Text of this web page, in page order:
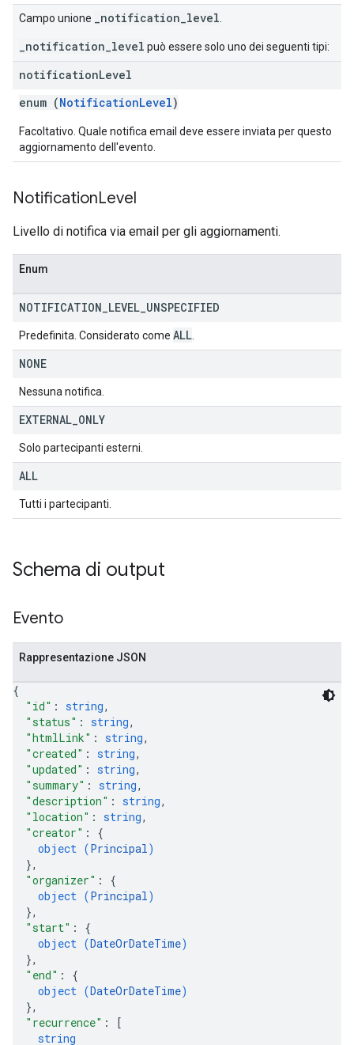
Campo unione _notification_level
_notification_level può essere solo uno dei seguenti tipi:
notificationLevel
enum (NotificationLevel)
Facoltativo. Quale notifica email deve essere inviata per questo
aggiornamento dell'evento.
NotificationLevel
Livello di notifica via email per gli aggiornamenti.
Enum
NOTIFICATION LEVEL UNSPECIFIED
Predefinita. Considerato come ALL
NONE
Nessuna notifica.
EXTERNAL ONLY
Solo partecipanti esterni.
ALL
Tutti i partecipanti.
Schema di output
Evento
Rappresentazione JSON
{
"id" : string,
"status" : string,
"htmlLink" : string,
"created" : string,
"updated" : string,
"summary" : string,
"description" : string,
"location" : string,
"creator" : {
object (Principal)
},
"organizer" : {
object (Principal)
},
"start" : {
object (DateOrDateTime)
},
"end" : {
object (DateOrDateTime)
},
"recurrence" :
[
string